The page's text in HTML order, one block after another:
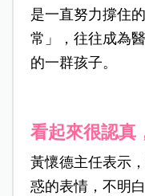
是一直努力撐住
常」，往往成為
的一群孩子。
看起來很認真
黃懷德主任表示
惑的表情，不明